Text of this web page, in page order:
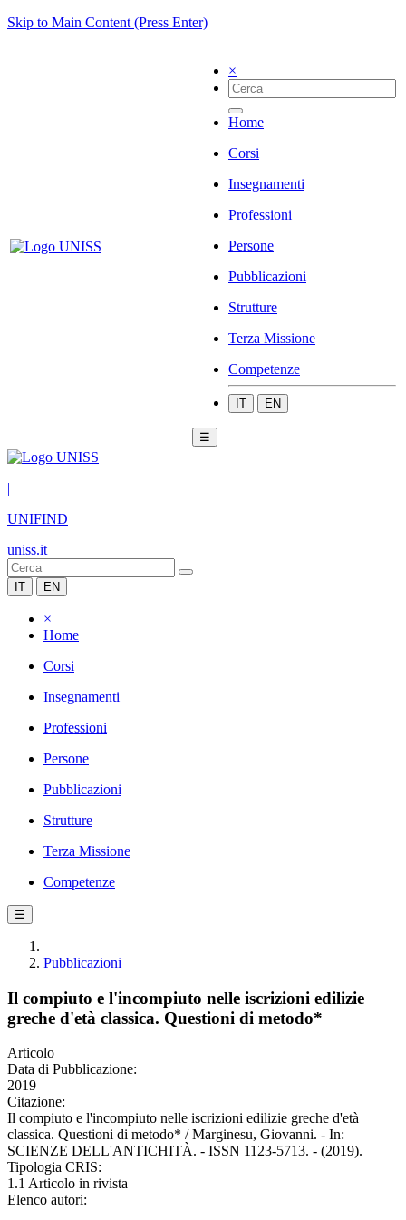
Skip to Main Content (Press Enter)
×
Home
Corsi
Insegnamenti
Professioni
Persone
Pubblicazioni
Strutture
Terza Missione
Competenze
IT EN
☰
|
UNIFIND
uniss.it
IT EN
×
Home
Corsi
Insegnamenti
Professioni
Persone
Pubblicazioni
Strutture
Terza Missione
Competenze
☰
Pubblicazioni
Il compiuto e l'incompiuto nelle iscrizioni edilizie
greche d'età classica. Questioni di metodo*
Articolo
Data di Pubblicazione:
2019
Citazione:
Il compiuto e l'incompiuto nelle iscrizioni edilizie greche d'età
classica. Questioni di metodo* / Marginesu, Giovanni. - In:
SCIENZE DELL'ANTICHITÀ. - ISSN 1123-5713. - (2019).
Tipologia CRIS:
1.1 Articolo in rivista
Elenco autori: